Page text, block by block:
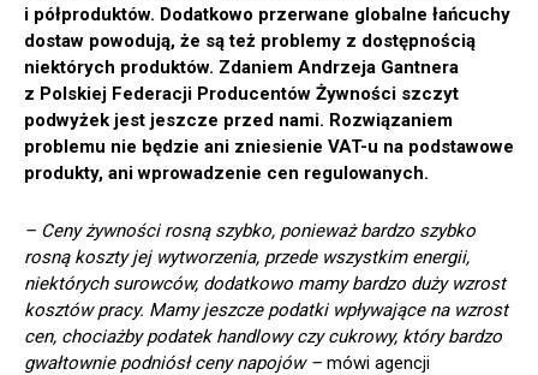
i półproduktów. Dodatkowo przerwane globalne łańcuchy
dostaw powodują, że są też problemy z dostępnością
niektórych produktów. Zdaniem Andrzeja Gantnera
z Polskiej Federacji Producentów Żywności szczyt
podwyżek jest jeszcze przed nami. Rozwiązaniem
problemu nie będzie ani zniesienie VAT-u na podstawowe
produkty, ani wprowadzenie cen regulowanych.
– Ceny żywności rosną szybko, ponieważ bardzo szybko
rosną koszty jej wytworzenia, przede wszystkim energii,
niektórych surowców, dodatkowo mamy bardzo duży wzrost
kosztów pracy. Mamy jeszcze podatki wpływające na wzrost
cen, chociażby podatek handlowy czy cukrowy, który bardzo
gwałtownie podniósł ceny napojów – mówi agencji